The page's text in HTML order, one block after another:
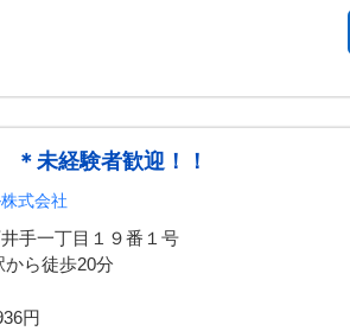
未経験者歓迎！！
式会社
手一丁目１９番１号
から徒歩20分
円